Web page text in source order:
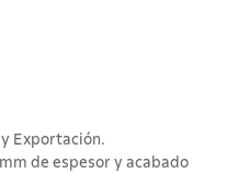
Exportación.
de espesor y acabado